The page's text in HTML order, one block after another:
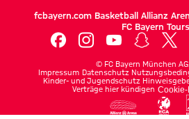
fcbayern.com Basketball Allianz
FC Bayern Tours
© FC Bayern München AG
Impressum Datenschutz
Kinder- und Jugendschutz
Verträge hier kündigen